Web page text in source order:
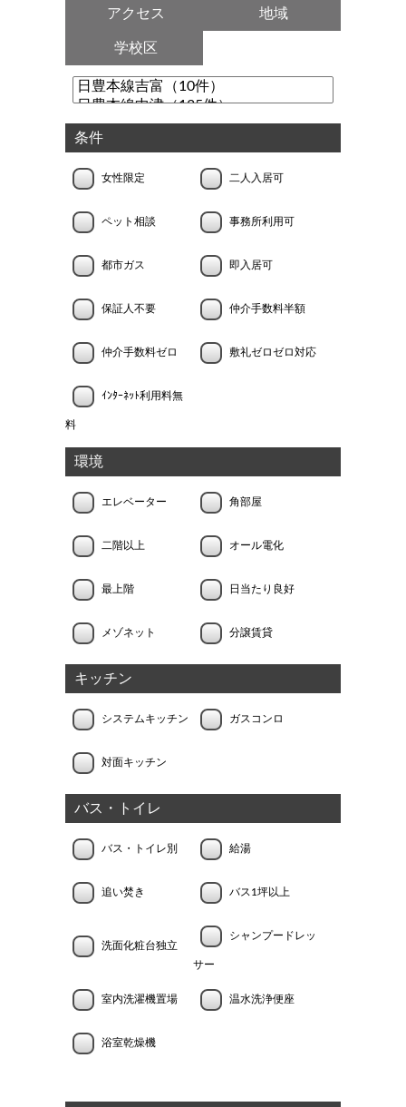
アクセス 地域
学校区
条件
女性限定 二人入居可
ペット相談 事務所利用可
都市ガス 即入居可
保証人不要 仲介手数料半額
仲介手数料ゼロ 敷礼ゼロゼロ対応
ｲﾝﾀｰﾈｯﾄ利用料無
料
環境
エレベーター 角部屋
二階以上 オール電化
最上階 日当たり良好
メゾネット 分譲賃貸
キッチン
システムキッチン ガスコンロ
対面キッチン
バス・トイレ
バス・トイレ別 給湯
追い焚き バス1坪以上
洗面化粧台独立
シャンプードレッ
サー
室内洗濯機置場 温水洗浄便座
浴室乾燥機